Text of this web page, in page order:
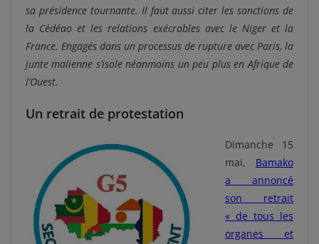
sa présidence tournante. Il faut aussi citer les sanctions de
la Cédéao et les relations exécrables avec le Niger et la
France. Engagés dans un processus de rupture avec Paris, la
junte malienne s’isole néanmoins un peu plus en Afrique de
l’Ouest.
Un retrait de protestation
Dimanche 15
mai, Bamako
a annoncé
son retrait
« de tous les
organes et